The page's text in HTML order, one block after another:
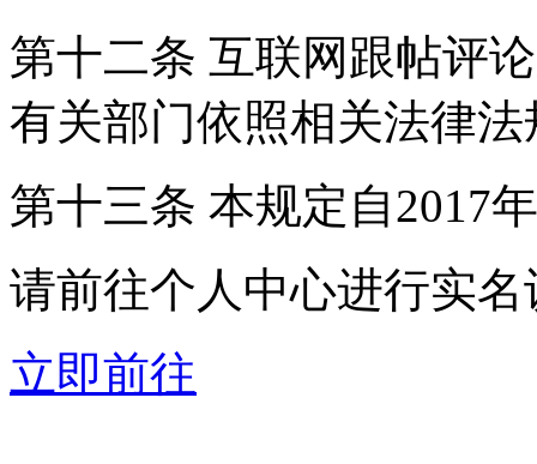
第十二条 互联网跟帖评
有关部门依照相关法律
第十三条 本规定自2017
请前往个人中心进行实名
立即前往